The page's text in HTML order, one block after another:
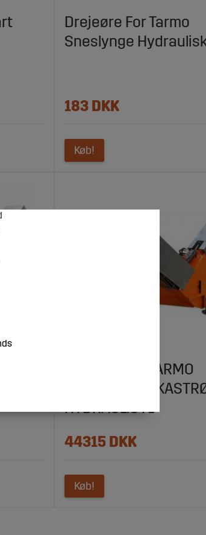
kontrol over vintervedligeholdelsen.
for landbruget.
Drejeøre For Tarmo
Sneslynge
183 DKK
Køb!
2-
SNERYDDER TARMO
LL1250H 2-
HYDRAUL.CYL
44315 DKK
Køb!